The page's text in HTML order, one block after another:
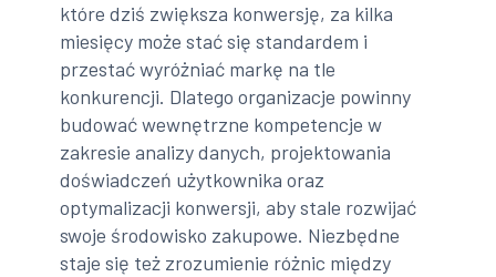
które dziś zwiększa konwersję, za kilka
miesięcy może stać się standardem i
przestać wyróżniać markę na tle
konkurencji. Dlatego organizacje powinny
budować wewnętrzne kompetencje w
zakresie analizy danych, projektowania
doświadczeń użytkownika oraz
optymalizacji konwersji, aby stale rozwijać
swoje środowisko zakupowe. Niezbędne
staje się też zrozumienie różnic między